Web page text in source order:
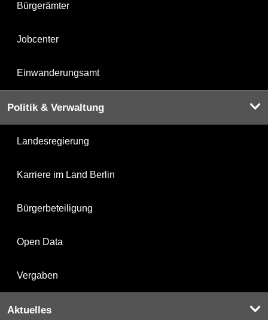
Bürgerämter
Jobcenter
Einwanderungsamt
Politik & Verwaltung
Landesregierung
Karriere im Land Berlin
Bürgerbeteiligung
Open Data
Vergaben
Aktuelles